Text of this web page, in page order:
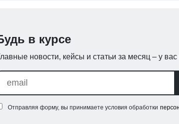
в курсе
новости, кейсы и статьи за месяц – у вас
Отправляя форму, вы принимаете условия обработки